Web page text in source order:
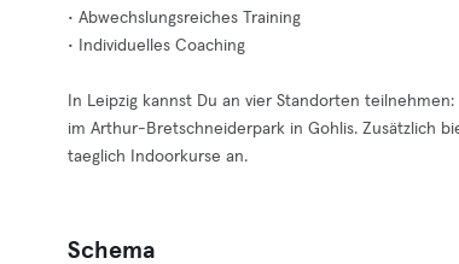
• Abwechslungsreiches Training
• Individuelles Coaching
In Leipzig kannst Du an vier Standorten
im Arthur-Bretschneiderpark in Gohlis. Zusätzlich
taeglich Indoorkurse an.
Schema